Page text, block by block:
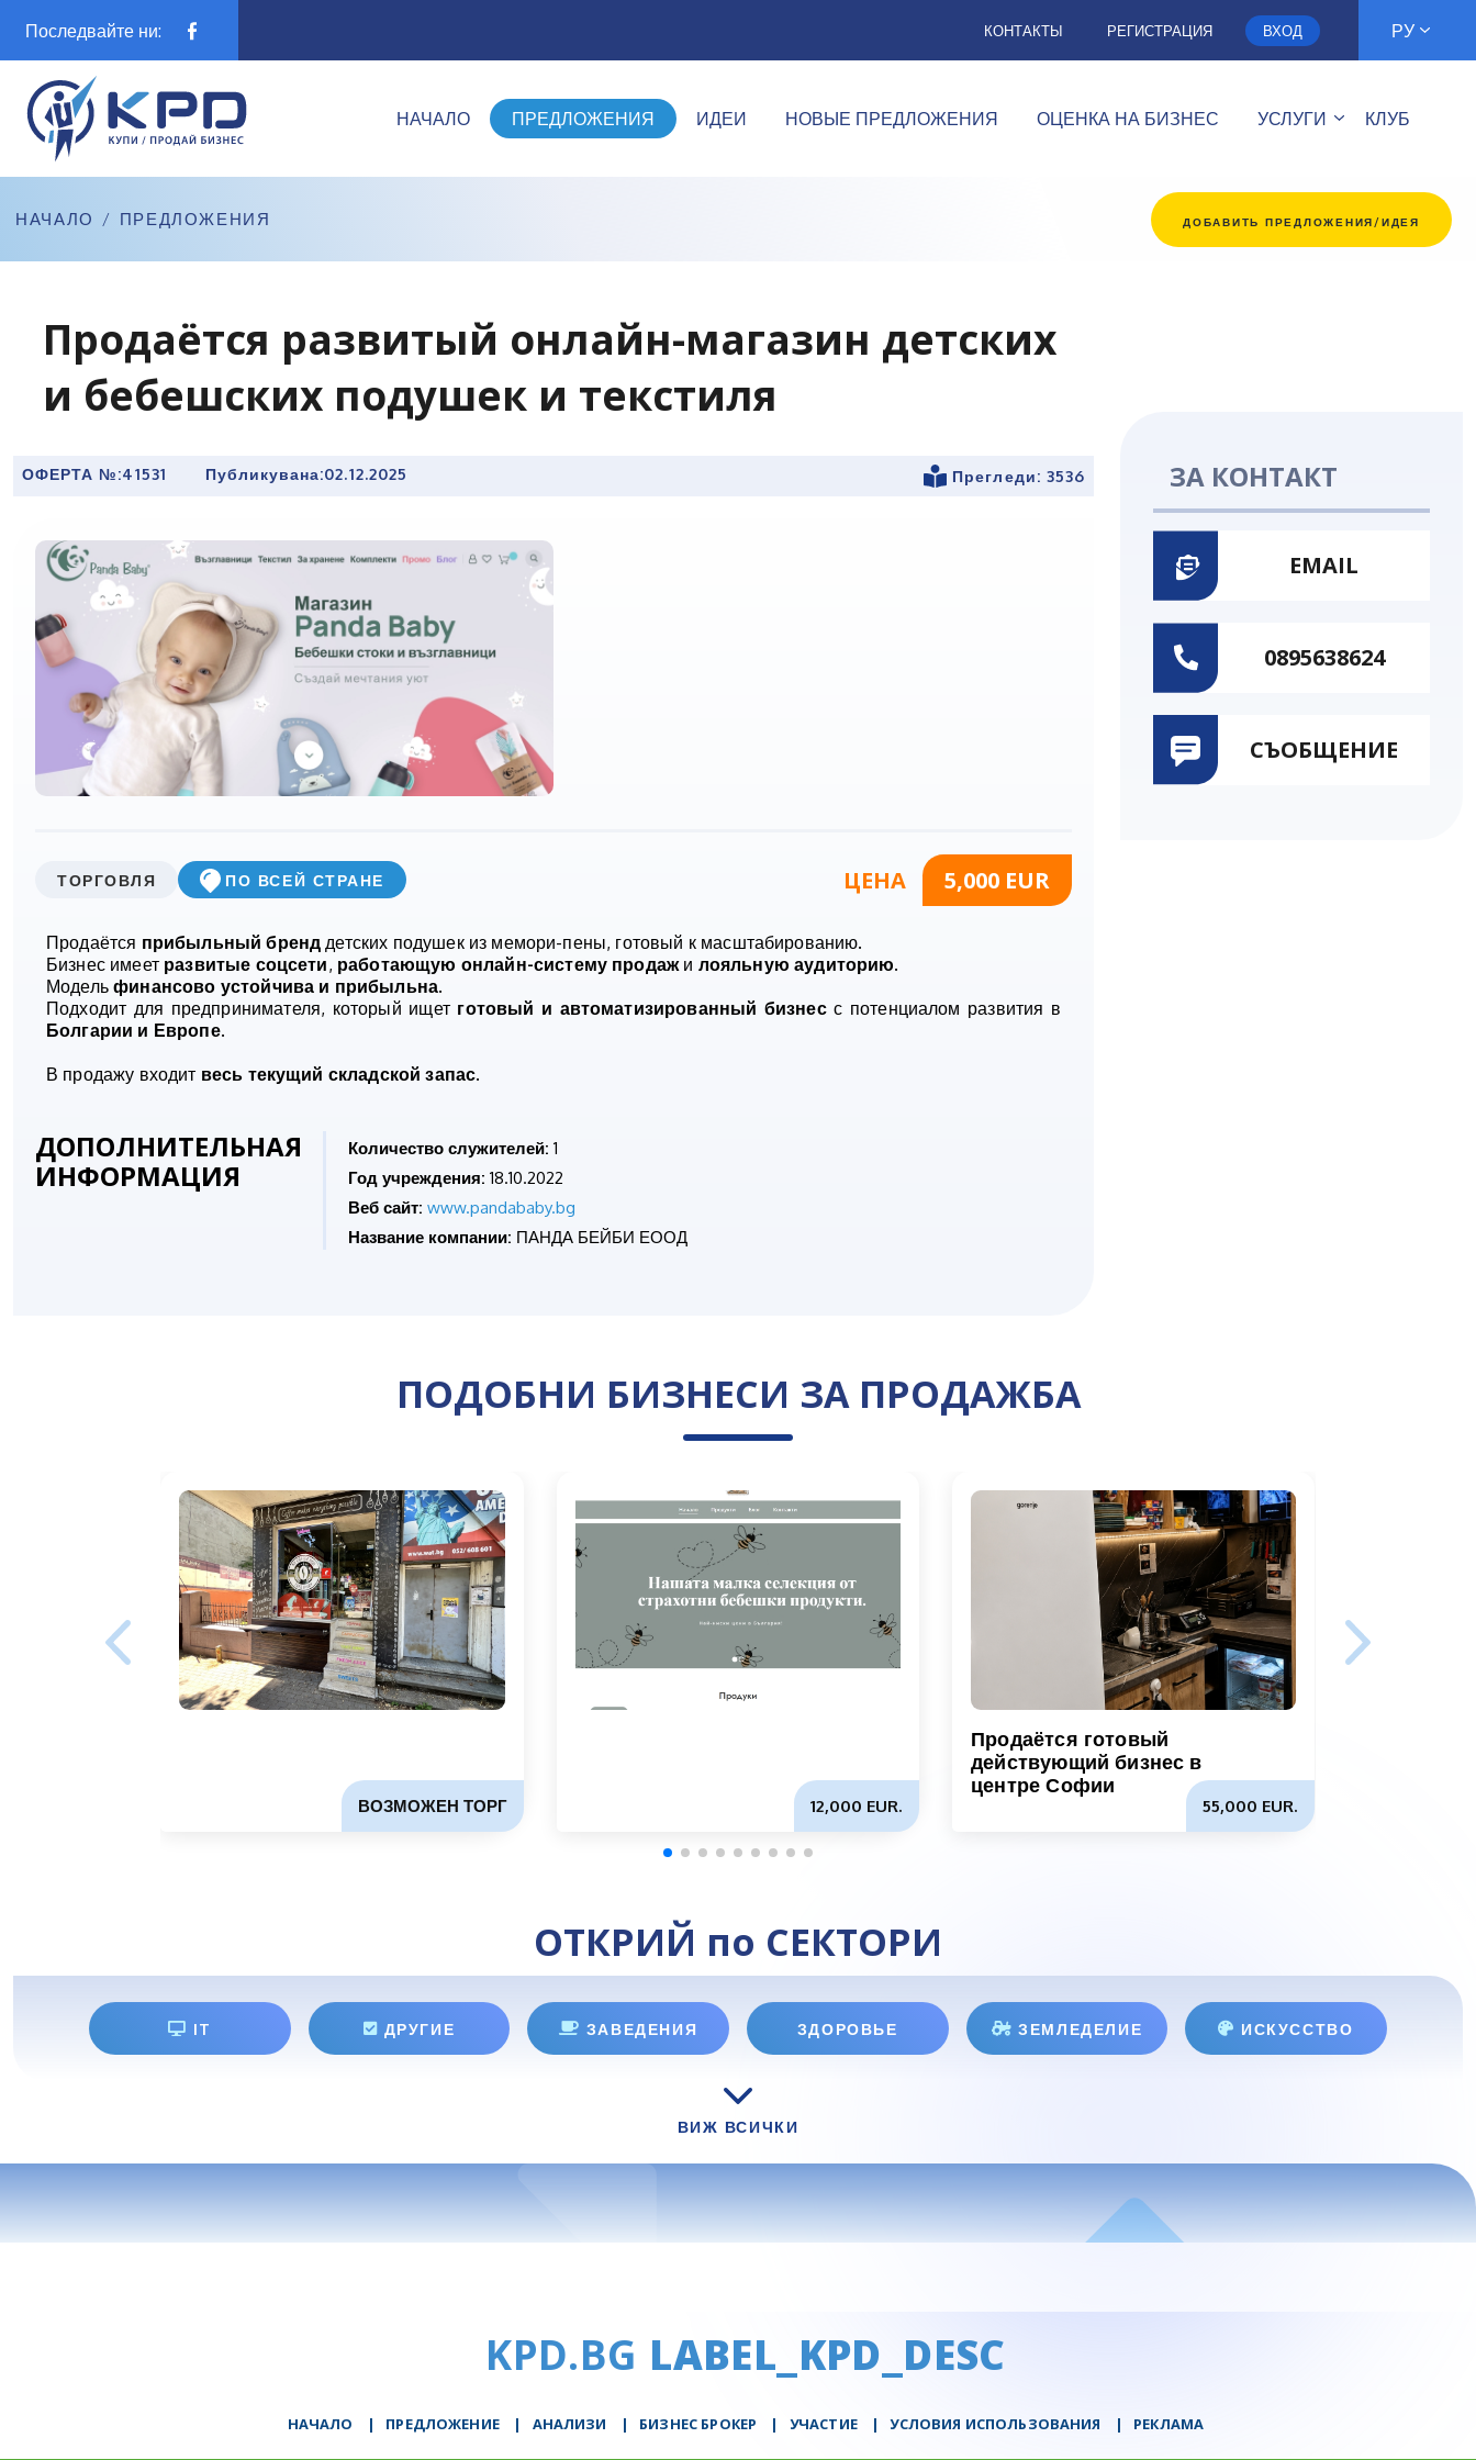
Последвайте ни: КОНТАКТЫ РЕГИСТРАЦИЯ ВХОД РУ
НАЧАЛО ПРЕДЛОЖЕНИЯ ИДЕИ НОВЫЕ ПРЕДЛОЖЕНИЯ ОЦЕНКА НА БИЗНЕС УСЛУГИ КЛУБ
НАЧАЛО / ПРЕДЛОЖЕНИЯ ДОБАВИТЬ ПРЕДЛОЖЕНИЯ/ИДЕЯ
Продаётся развитый онлайн-магазин детских
и бебешских подушек и текстиля
ОФЕРТА №:41531 Публикувана:02.12.2025 Прегледи: 3536
ЦЕНА 5,000 EUR
ТОРГОВЛЯ ПО ВСЕЙ СТРАНЕ
Продаётся прибыльный бренд детских подушек из мемори-пены, готовый к масштабированию.
Бизнес имеет развитые соцсети, работающую онлайн-систему продажи лояльную аудиторию.
Модельфинансово устойчива и прибыльна.
Подходит для предпринимателя, который ищет готовый и автоматизированный бизнесс потенциалом развития в
Болгарии и Европе.
В продажу входит весь текущий складской запас.
ДОПОЛНИТЕЛЬНАЯ
ИНФОРМАЦИЯ
Количество служителей: 1
Год учреждения: 18.10.2022
Веб сайт: www.pandababy.bg
Название компании: ПАНДА БЕЙБИ ЕООД
ЗА КОНТАКТ
EMAIL
0895638624
СЪОБЩЕНИЕ
ПОДОБНИ БИЗНЕСИ ЗА ПРОДАЖБА
ВОЗМОЖЕН ТОРГ 12,000 EUR.
Продаётся готовый
действующий бизнес в
центре Софии
55,000 EUR.
ОТКРИЙ по СЕКТОРИ
IT ДРУГИЕ ЗАВЕДЕНИЯ ЗДОРОВЬЕ ЗЕМЛЕДЕЛИЕ ИСКУССТВО
ВИЖ ВСИЧКИ
KPD.BG LABEL_KPD_DESC
НАЧАЛО | ПРЕДЛОЖЕНИЕ | АНАЛИЗИ | БИЗНЕС БРОКЕР | УЧАСТИЕ | УСЛОВИЯ ИСПОЛЬЗОВАНИЯ | РЕКЛАМА